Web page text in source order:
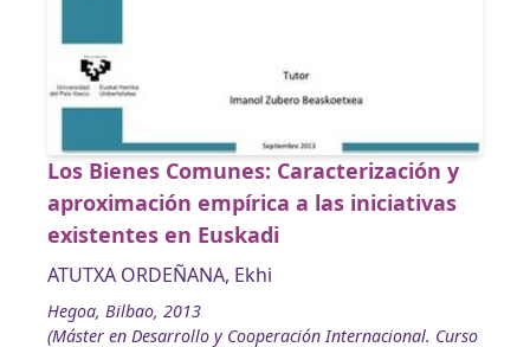
Los Bienes Comunes: Caracterización y
aproximación empírica a las iniciativas
existentes en Euskadi
ATUTXA ORDEÑANA, Ekhi
Hegoa, Bilbao, 2013
(Máster en Desarrollo y Cooperación Internacional. Curso